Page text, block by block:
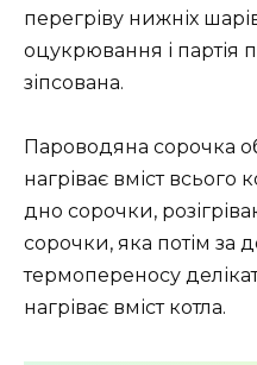
перегріву нижніх
оцукрювання і партія
зіпсована.
Пароводяна сорочка
нагріває вміст всього
дно сорочки,
сорочки, яка потім за
термопереносу
нагріває вміст котла.